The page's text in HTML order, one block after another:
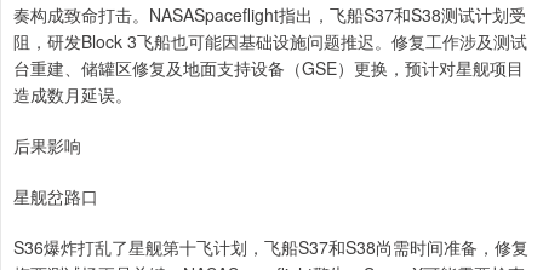
奏构成致命打击。NASASpaceflight指出，飞船S37和S38测试计划受
阻，研发Block 3飞船也可能因基础设施问题推迟。修复工作涉及测试
台重建、储罐区修复及地面支持设备（GSE）更换，预计对星舰项目
造成数月延误。
后果影响
星舰岔路口
S36爆炸打乱了星舰第十飞计划，飞船S37和S38尚需时间准备，修复